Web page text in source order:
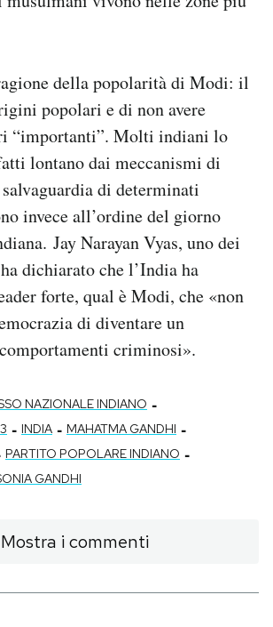
della popolarità di Modi: il
popolari e di non avere
“importanti”. Molti indiani lo
lontano dai meccanismi di
di determinati
invece all’ordine del giorno
Jay Narayan Vyas, uno dei
dichiarato che l’India ha
forte, qual è Modi, che «non
di diventare un
criminosi».
NAZIONALE INDIANO -
- INDIA - MAHATMA GANDHI -
PARTITO POPOLARE INDIANO -
GANDHI
Mostra i commenti